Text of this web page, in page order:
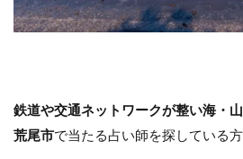
鉄道や交通ネットワークが整い海・
荒尾市で当たる占い師を探している方